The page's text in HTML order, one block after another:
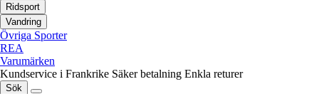
Ridsport
Vandring
Övriga Sporter
REA
Varumärken
Kundservice i Frankrike Säker betalning Enkla returer
Sök